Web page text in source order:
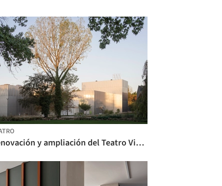
Renovación y ampliación del Teatro Vidy / PONT12 architectes